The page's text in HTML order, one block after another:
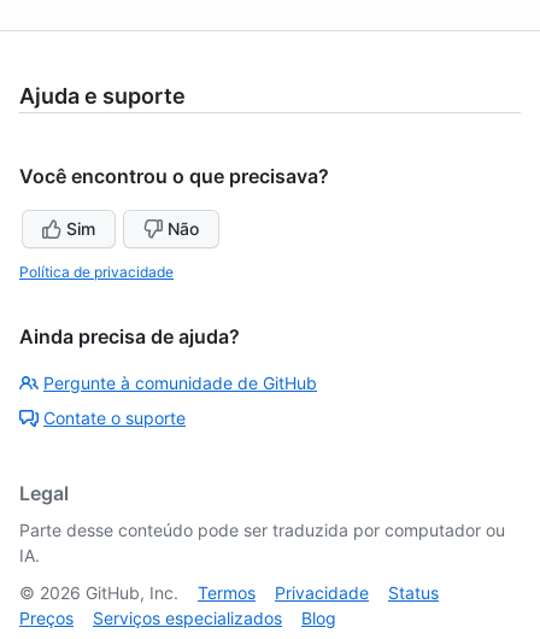
Ajuda e suporte
Você encontrou o que precisava?
Sim Não
Política de privacidade
Ainda precisa de ajuda?
Pergunte à comunidade de GitHub
Contate o suporte
Legal
Parte desse conteúdo pode ser traduzida por computador ou
IA.
© 2026 GitHub, Inc. Termos Privacidade
Status
Preços
Serviços especializados Blog